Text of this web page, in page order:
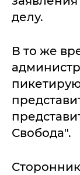
делу.
В то же
Свобода".